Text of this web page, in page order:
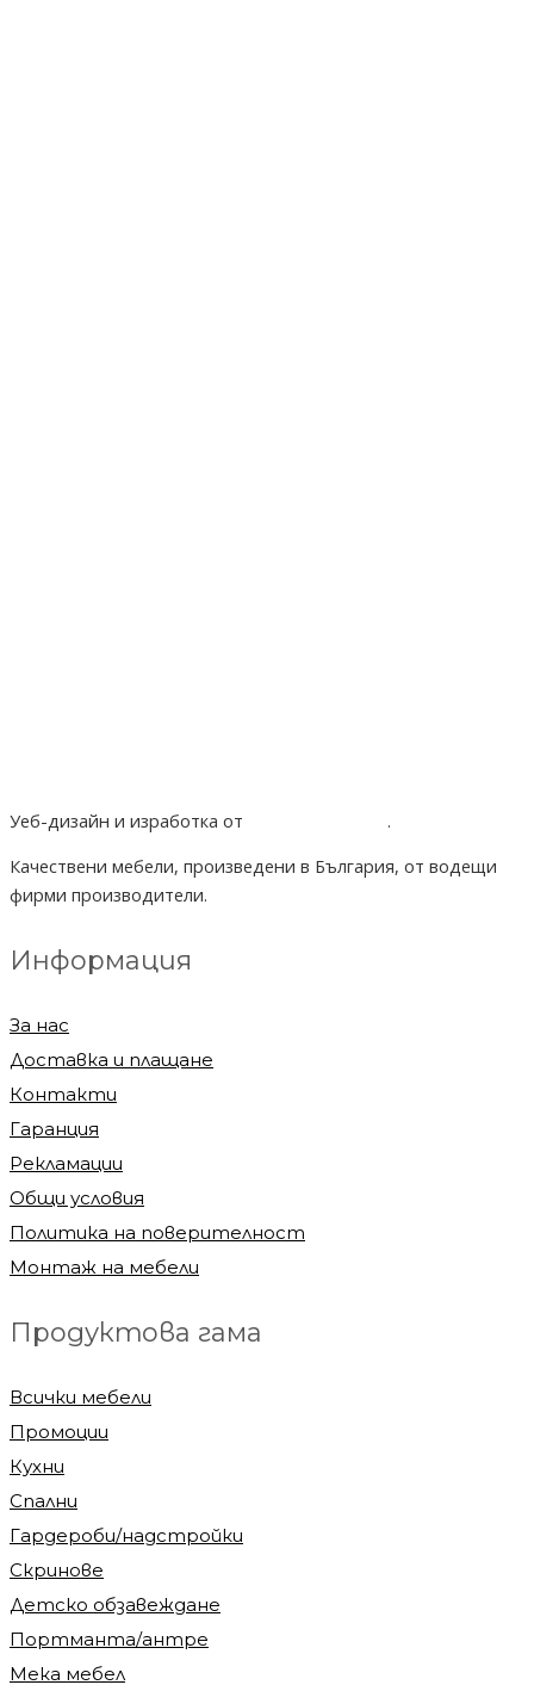
Уеб-дизайн и изработка от
.
Качествени мебели, произведени в България, от водещи
фирми производители.
Информация
За нас
Доставка и плащане
Контакти
Гаранция
Рекламации
Общи условия
Политика на поверителност
Монтаж на мебели
Продуктова гама
Всички мебели
Промоции
Кухни
Спални
Гардероби/надстройки
Скринове
Детско обзавеждане
Портманта/антре
Мека мебел